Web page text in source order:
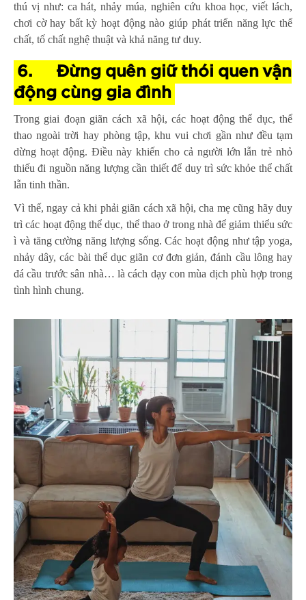
thú vị như: ca hát, nhảy múa, nghiên cứu khoa học, viết lách,
chơi cờ hay bất kỳ hoạt động nào giúp phát triển năng lực thể
chất, tố chất nghệ thuật và khả năng tư duy.
6.
Đừng quên giữ thói quen vận
động cùng gia đình
Trong giai đoạn giãn cách xã hội, các hoạt động thể dục, thể
thao ngoài trời hay phòng tập, khu vui chơi gần như đều tạm
dừng hoạt động. Điều này khiến cho cả người lớn lẫn trẻ nhỏ
thiếu đi nguồn năng lượng cần thiết để duy trì sức khỏe thể chất
lẫn tinh thần.
Vì thế, ngay cả khi phải giãn cách xã hội, cha mẹ cũng hãy duy
trì các hoạt động thể dục, thể thao ở trong nhà để giảm thiểu sức
ì và tăng cường năng lượng sống. Các hoạt động như tập yoga,
nhảy dây, các bài thể dục giãn cơ đơn giản, đánh cầu lông hay
đá cầu trước sân nhà… là cách dạy con mùa dịch phù hợp trong
tình hình chung.